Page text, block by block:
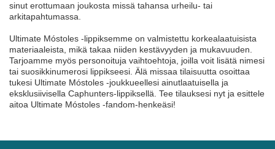
sinut erottumaan joukosta missä tahansa urheilu- tai
arkitapahtumassa.
Ultimate Móstoles -lippiksemme on valmistettu korkealaatuisista
materiaaleista, mikä takaa niiden kestävyyden ja mukavuuden.
Tarjoamme myös personoituja vaihtoehtoja, joilla voit lisätä nimesi
tai suosikkinumerosi lippikseesi. Älä missaa tilaisuutta osoittaa
tukesi Ultimate Móstoles -joukkueellesi ainutlaatuisella ja
eksklusiivisella Caphunters-lippiksellä. Tee tilauksesi nyt ja esittele
aitoa Ultimate Móstoles -fandom-henkeäsi!